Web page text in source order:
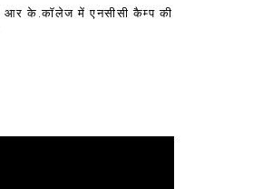
आर के.कॉलेज में एनसीसी कैम्प की